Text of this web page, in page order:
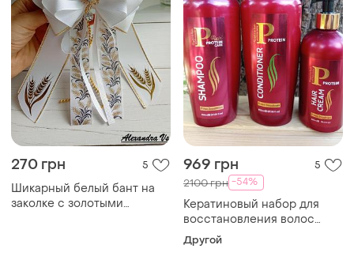
270 грн 5
Шикарный белый бант на
заколке с золотыми
колостями
969 грн 5
2100 грн -54%
Кератиновый набор для
восстановления волос
после кератиновых
процедур rain cosmetics
protein
Другой